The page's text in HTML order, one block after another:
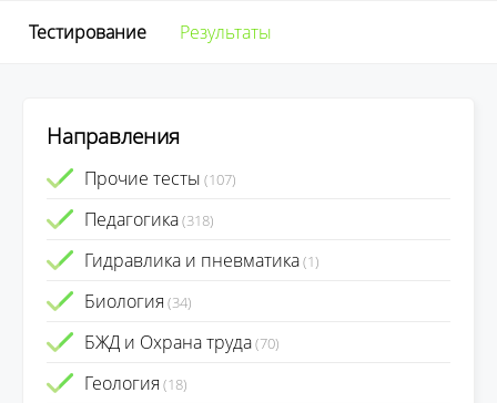
Тестирование Результаты
Направления
Прочие тесты (107)
Педагогика(318)
Гидравлика и пневматика(1)
Биология (34)
БЖД и Охрана труда(70)
Геология (18)